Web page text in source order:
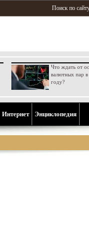
Поиск по
Что ждать от
валютных пар
году?
Интернет Энциклопедия